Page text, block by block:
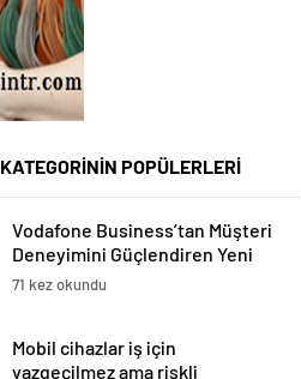
KATEGORİNİN POPÜLERLERİ
Vodafone Business’tan Müşteri
Deneyimini Güçlendiren Yeni
Dijital Platform: Red Konsol
71 kez okundu
Mobil cihazlar iş için
vazgeçilmez ama riskli